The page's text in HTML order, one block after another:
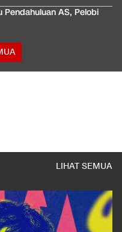
Pendahuluan AS, Pelobi
LIHAT SEMUA